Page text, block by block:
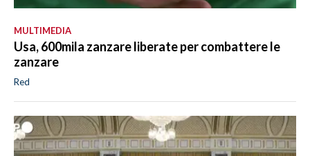
MULTIMEDIA
Usa, 600mila zanzare liberate per combattere le
zanzare
Red